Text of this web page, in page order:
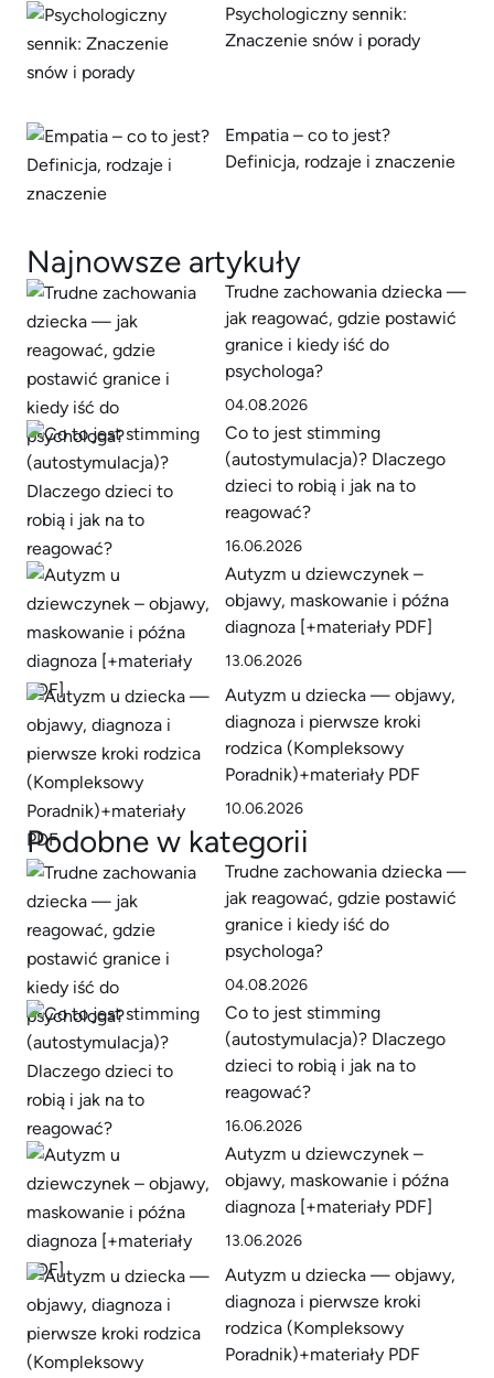
Psychologiczny sennik:
Znaczenie snów i porady
Empatia – co to jest?
Definicja, rodzaje i znaczenie
Najnowsze artykuły
Trudne zachowania dziecka —
jak reagować, gdzie postawić
granice i kiedy iść do
psychologa?
04.08.2026
Co to jest stimming
(autostymulacja)? Dlaczego
dzieci to robią i jak na to
reagować?
16.06.2026
Autyzm u dziewczynek –
objawy, maskowanie i późna
diagnoza [+materiały PDF]
13.06.2026
Autyzm u dziecka — objawy,
diagnoza i pierwsze kroki
rodzica (Kompleksowy
Poradnik)+materiały PDF
10.06.2026
Podobne w kategorii
Trudne zachowania dziecka —
jak reagować, gdzie postawić
granice i kiedy iść do
psychologa?
04.08.2026
Co to jest stimming
(autostymulacja)? Dlaczego
dzieci to robią i jak na to
reagować?
16.06.2026
Autyzm u dziewczynek –
objawy, maskowanie i późna
diagnoza [+materiały PDF]
13.06.2026
Autyzm u dziecka — objawy,
diagnoza i pierwsze kroki
rodzica (Kompleksowy
Poradnik)+materiały PDF